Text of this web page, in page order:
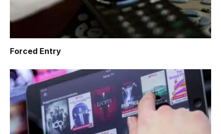
Forced Entry